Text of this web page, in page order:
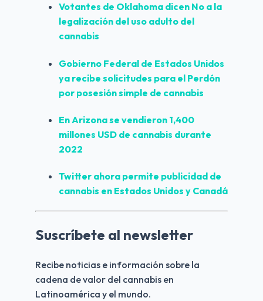
Votantes de Oklahoma dicen No a la
legalización del uso adulto del
cannabis
Gobierno Federal de Estados Unidos
ya recibe solicitudes para el Perdón
por posesión simple de cannabis
En Arizona se vendieron 1,400
millones USD de cannabis durante
2022
Twitter ahora permite publicidad de
cannabis en Estados Unidos y Canadá
Suscríbete al newsletter
Recibe noticias e información sobre la
cadena de valor del cannabis en
Latinoamérica y el mundo.